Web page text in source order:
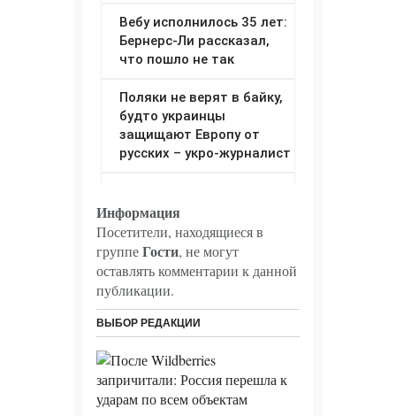
Информация
Посетители, находящиеся в
группеГости, не могут
оставлять комментарии к данной
публикации.
ВЫБОР РЕДАКЦИИ